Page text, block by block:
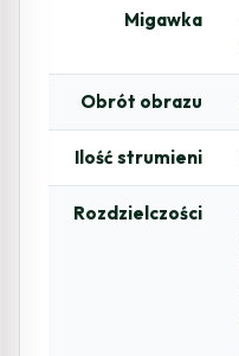
Migawka
Obrót obrazu
Ilość strumieni
Rozdzielczości